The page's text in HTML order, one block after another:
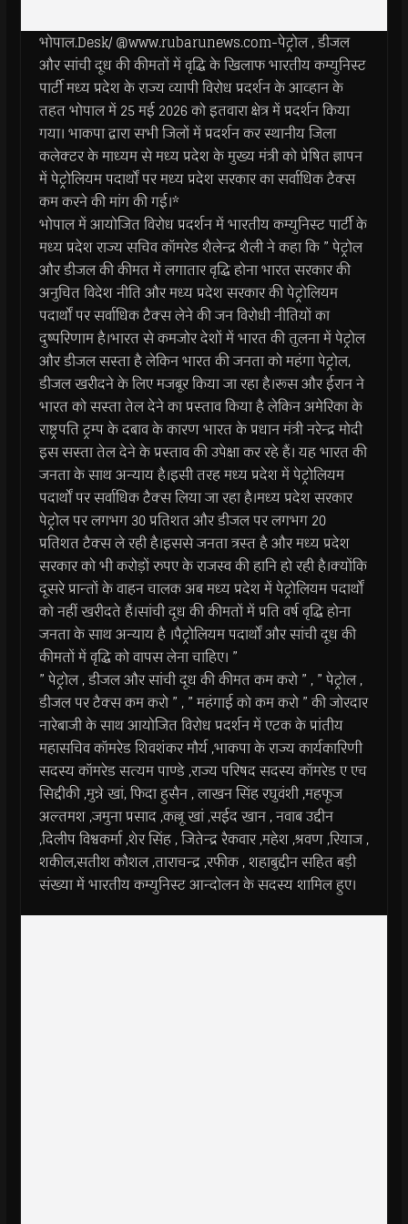
भोपाल.Desk/ @www.rubarunews.com-पेट्रोल , डीजल
और सांची दूध की कीमतों में वृद्धि के खिलाफ भारतीय कम्युनिस्ट
पार्टी मध्य प्रदेश के राज्य व्यापी विरोध प्रदर्शन के आव्हान के
तहत भोपाल में 25 मई 2026 को इतवारा क्षेत्र में प्रदर्शन किया
गया। भाकपा द्वारा सभी जिलों में प्रदर्शन कर स्थानीय जिला
कलेक्टर के माध्यम से मध्य प्रदेश के मुख्य मंत्री को प्रेषित ज्ञापन
में पेट्रोलियम पदार्थों पर मध्य प्रदेश सरकार का सर्वाधिक टैक्स
कम करने की मांग की गई।*
भोपाल में आयोजित विरोध प्रदर्शन में भारतीय कम्युनिस्ट पार्टी के
मध्य प्रदेश राज्य सचिव कॉमरेड शैलेन्द्र शैली ने कहा कि ” पेट्रोल
और डीजल की कीमत में लगातार वृद्धि होना भारत सरकार की
अनुचित विदेश नीति और मध्य प्रदेश सरकार की पेट्रोलियम
पदार्थों पर सर्वाधिक टैक्स लेने की जन विरोधी नीतियों का
दुष्परिणाम है।भारत से कमजोर देशों में भारत की तुलना में पेट्रोल
और डीजल सस्ता है लेकिन भारत की जनता को महंगा पेट्रोल,
डीजल खरीदने के लिए मजबूर किया जा रहा है।रूस और ईरान ने
भारत को सस्ता तेल देने का प्रस्ताव किया है लेकिन अमेरिका के
राष्ट्रपति ट्रम्प के दबाव के कारण भारत के प्रधान मंत्री नरेन्द्र मोदी
इस सस्ता तेल देने के प्रस्ताव की उपेक्षा कर रहे हैं। यह भारत की
जनता के साथ अन्याय है।इसी तरह मध्य प्रदेश में पेट्रोलियम
पदार्थों पर सर्वाधिक टैक्स लिया जा रहा है।मध्य प्रदेश सरकार
पेट्रोल पर लगभग 30 प्रतिशत और डीजल पर लगभग 20
प्रतिशत टैक्स ले रही है।इससे जनता त्रस्त है और मध्य प्रदेश
सरकार को भी करोड़ों रुपए के राजस्व की हानि हो रही है।क्योंकि
दूसरे प्रान्तों के वाहन चालक अब मध्य प्रदेश में पेट्रोलियम पदार्थों
को नहीं खरीदते हैं।सांची दूध की कीमतों में प्रति वर्ष वृद्धि होना
जनता के साथ अन्याय है ।पैट्रोलियम पदार्थों और सांची दूध की
कीमतों में वृद्धि को वापस लेना चाहिए। ”
” पेट्रोल , डीजल और सांची दूध की कीमत कम करो ” , ” पेट्रोल ,
डीजल पर टैक्स कम करो ” , ” महंगाई को कम करो ” की जोरदार
नारेबाजी के साथ आयोजित विरोध प्रदर्शन में एटक के प्रांतीय
महासचिव कॉमरेड शिवशंकर मौर्य ,भाकपा के राज्य कार्यकारिणी
सदस्य कॉमरेड सत्यम पाण्डे ,राज्य परिषद सदस्य कॉमरेड ए एच
सिद्दीकी ,मुन्ने खां, फिदा हुसैन , लाखन सिंह रघुवंशी ,महफूज
अल्तमश ,जमुना प्रसाद ,कल्लू खां ,सईद खान , नवाब उद्दीन
,दिलीप विश्वकर्मा ,शेर सिंह , जितेन्द्र रैकवार ,महेश ,श्रवण ,रियाज ,
शकील,सतीश कौशल ,ताराचन्द्र ,रफीक , शहाबुद्दीन सहित बड़ी
संख्या में भारतीय कम्युनिस्ट आन्दोलन के सदस्य शामिल हुए।